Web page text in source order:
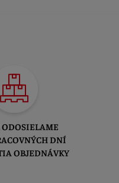
ODOSIELAME
DNÍ
OBJEDNÁVKY